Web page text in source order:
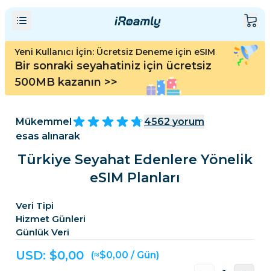
Yeni Kullanıcı İçin: Ücretsiz Deneme için eSIM
Bir sonraki seyahatiniz için ücretsiz
500MB kazanın >>
Mükemmel 4562 yorum
esas alınarak
Türkiye Seyahat Edenlere Yönelik
eSIM Planları
Veri Tipi
Hizmet Günleri
Günlük Veri
USD: $0,00 (≈$0,00 / Gün)